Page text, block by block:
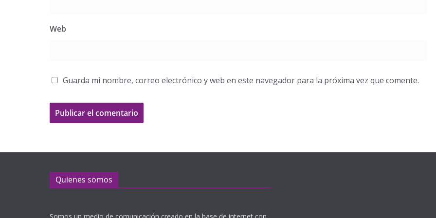
Web
Guarda mi nombre, correo electrónico y web en este navegador para la próxima vez que comente.
Quienes somos